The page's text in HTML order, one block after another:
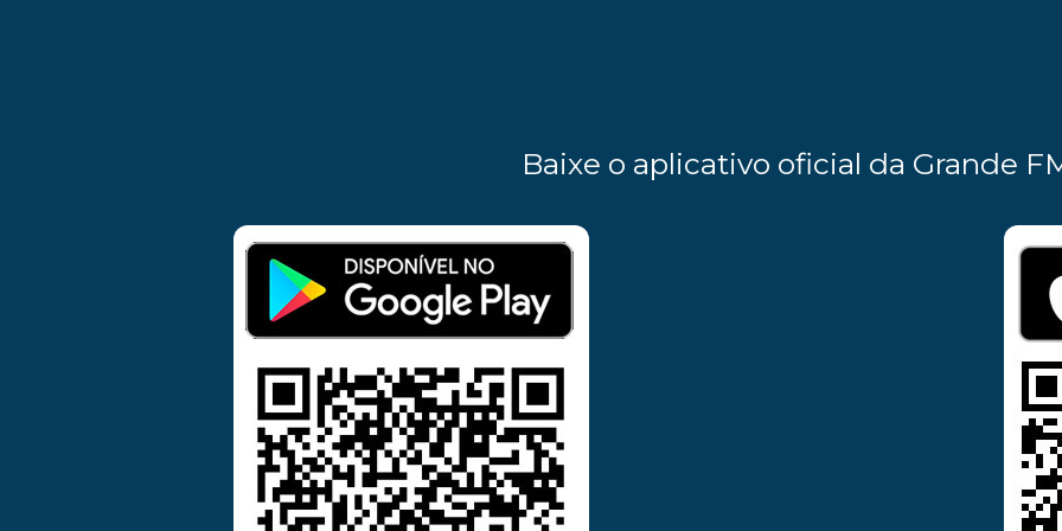
Baixe o aplicativo oficial da Grande